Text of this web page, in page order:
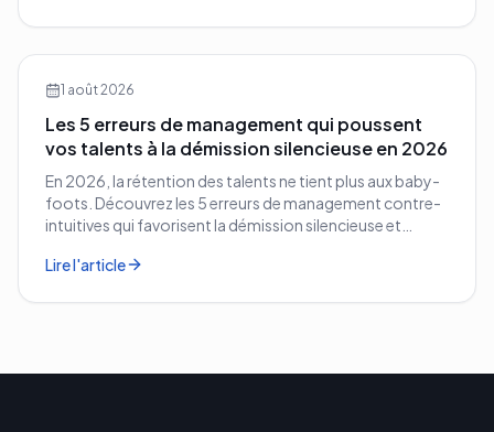
1 août 2026
Les 5 erreurs de management qui poussent
vos talents à la démission silencieuse en 2026
En 2026, la rétention des talents ne tient plus aux baby-
foots. Découvrez les 5 erreurs de management contre-
intuitives qui favorisent la démission silencieuse et
Lire l'article